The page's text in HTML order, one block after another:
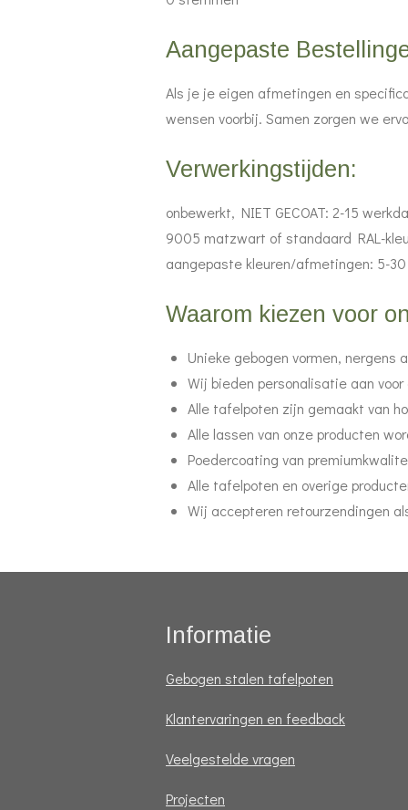
n
g
:
s
e
r
r
n
e
r
e
r
r
n
e
r
r
n
e
r
r
n
e
r
r
n
e
Aangepaste
Als je je eigen afmetingen en
wensen voorbij. Samen zorgen we
Verwerkingstijden:
onbewerkt, NIET GECOAT: 2-15
9005 matzwart of standaard RAL-
aangepaste kleuren/afmetingen: 5-
Waarom kiezen voor
Unieke gebogen vormen, nergens
Wij bieden personalisatie aan voor
Alle tafelpoten zijn gemaakt van
Alle lassen van onze producten
Poedercoating van
Alle tafelpoten en overige
Wij accepteren retourzendingen
Informatie
Gebogen stalen tafelpoten
Klantervaringen en feedback
Veelgestelde vragen
Projecten